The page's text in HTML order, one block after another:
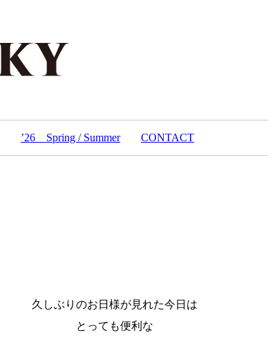
’26 Spring / Summer CONTACT
久しぶりのお日様が見れた今日は
とっても便利な